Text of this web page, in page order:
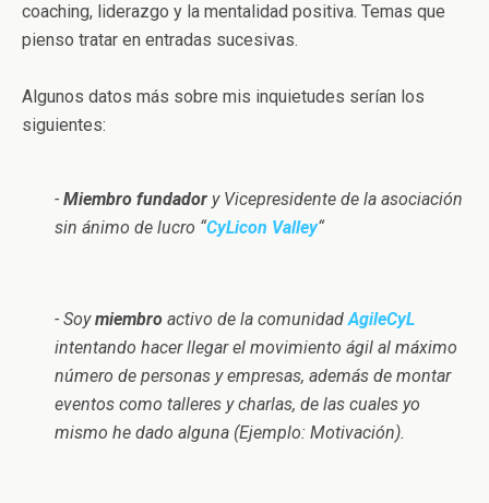
coaching, liderazgo y la mentalidad positiva. Temas que
pienso tratar en entradas sucesivas.
Algunos datos más sobre mis inquietudes serían los
siguientes:
- Miembro fundador y Vicepresidente de la asociación
sin ánimo de lucro “CyLicon Valley“
- Soymiembro activo de la comunidadAgileCyL
intentando hacer llegar el movimiento ágil al máximo
número de personas y empresas, además de montar
eventos como talleres y charlas, de las cuales yo
mismo he dado alguna (Ejemplo: Motivación).